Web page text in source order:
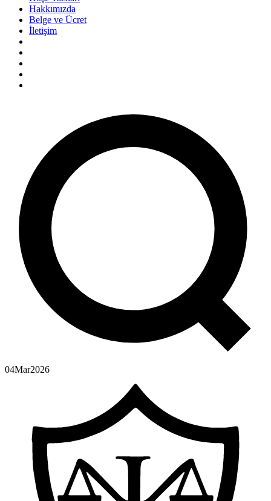
Hakkımızda
Belge ve Ücret
İletişim
04Mar2026